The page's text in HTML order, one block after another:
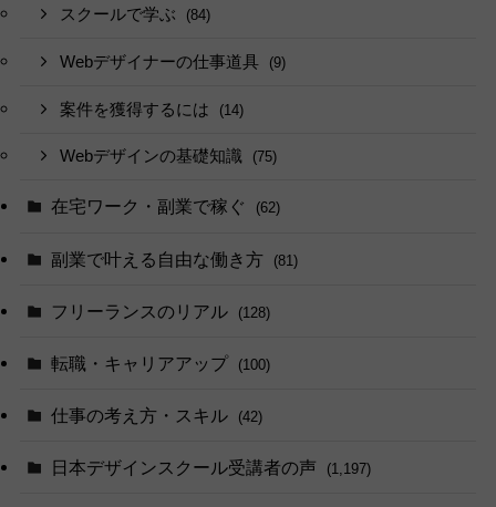
スクールで学ぶ (84)
Webデザイナーの仕事道具 (9)
案件を獲得するには (14)
Webデザインの基礎知識 (75)
在宅ワーク・副業で稼ぐ (62)
副業で叶える自由な働き方 (81)
フリーランスのリアル (128)
転職・キャリアアップ (100)
仕事の考え方・スキル (42)
日本デザインスクール受講者の声 (1,197)